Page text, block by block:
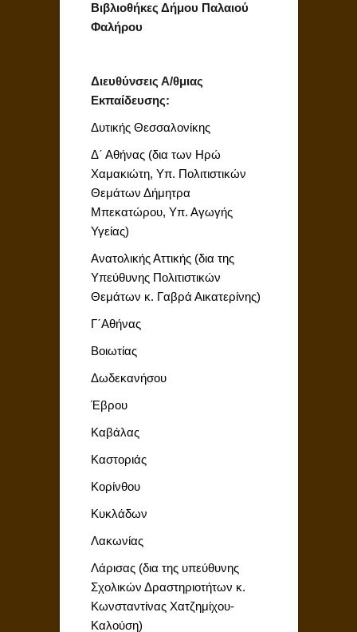
Βιβλιοθήκες Δήμου Παλαιού
Φαλήρου
Διευθύνσεις Α/θμιας
Εκπαίδευσης:
Δυτικής Θεσσαλονίκης
Δ΄ Αθήνας (δια των Ηρώ
Χαμακιώτη, Υπ. Πολιτιστικών
Θεμάτων Δήμητρα
Μπεκατώρου, Υπ. Αγωγής
Υγείας)
Ανατολικής Αττικής (δια της
Υπεύθυνης Πολιτιστικών
Θεμάτων κ. Γαβρά Αικατερίνης)
Γ΄Αθήνας
Βοιωτίας
Δωδεκανήσου
Έβρου
Καβάλας
Καστοριάς
Κορίνθου
Κυκλάδων
Λακωνίας
Λάρισας (δια της υπεύθυνης
Σχολικών Δραστηριοτήτων κ.
Κωνσταντίνας Χατζημίχου-
Καλούση)